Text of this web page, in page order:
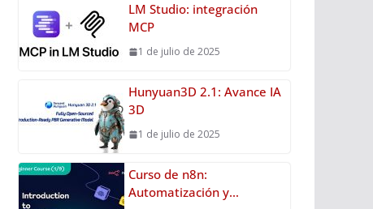
LM Studio: integración
MCP
1 de julio de 2025
Hunyuan3D 2.1: Avance IA
3D
1 de julio de 2025
Curso de n8n:
Automatización y…